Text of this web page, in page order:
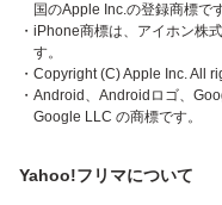
国のApple Inc.の登録商標です
・iPhone商標は、アイホン株
す。
・Copyright (C) Apple Inc. All
・Android、Androidロゴ、
Google LLC の商標です。
Yahoo!フリマについて